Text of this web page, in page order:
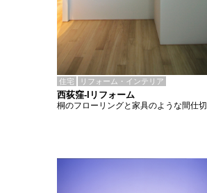
住宅 リフォーム・インテリア
西荻窪-Iリフォーム
桐のフローリングと家具のような間仕切